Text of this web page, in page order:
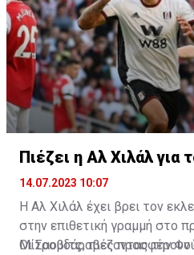
Ισπανός στόπερ.
Πιέζει η Αλ Χιλάλ για
14.07.2023 10:07
Η Αλ Χιλάλ έχει βρει τον
στην επιθετική γραμμή στο
Μίτροβιτς, πιέζοντας την
Οι Σαουδάραβες